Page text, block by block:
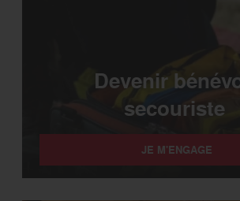
Devenir
secouriste
JE M'ENGAGE